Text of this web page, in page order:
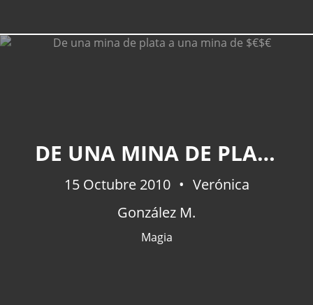
DE UNA MINA DE PLATA A UNA MINA DE $€$€
15 Octubre 2010
Verónica
González M.
Magia